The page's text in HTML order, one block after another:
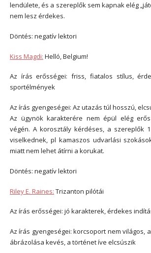
lendülete, és a szereplők sem kapnak elég
nem lesz érdekes.
Döntés: negatív lektori
Kiss Magdi: Helló, Belgium!
Az írás erősségei: friss, fiatalos stílus,
sportélmények
Az írás gyengeségei: Az utazás túl hosszú,
Az ügynök karakterére nem épül elég
végén. A korosztály kérdéses, a szereplők
viselkednek, pl kamaszos udvarlási
miatt nem lehet átírni a korukat.
Döntés: negatív lektori
Riley E. Raines: Trizanton pilótái
Az írás erősségei: jó karakterek, érdekes
Az írás gyengeségei: korcsoport nem világos,
ábrázolása kevés, a történet íve elcsúszik